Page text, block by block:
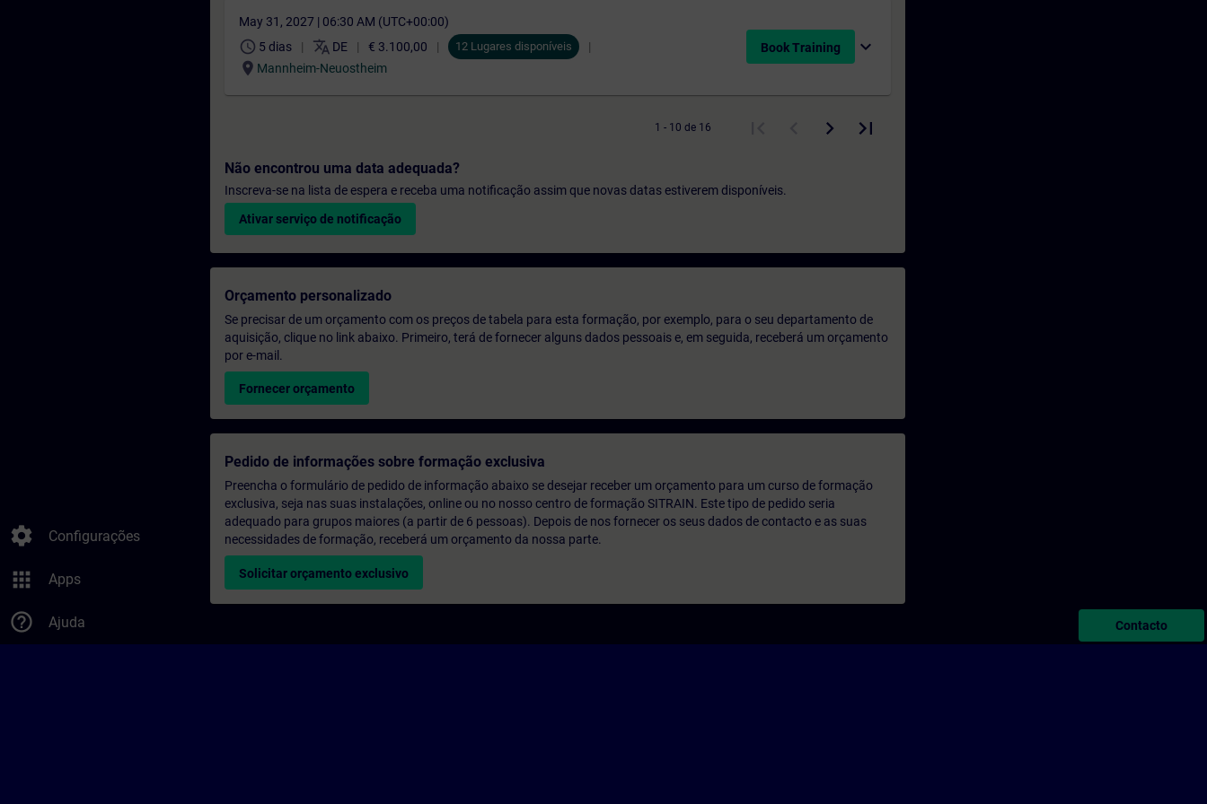
settings Configurações
apps Apps
help_outline Ajuda
May 31, 2027 | 06:30 AM (UTC+00:00)
schedule 5 dias translate DE € 3.100,00 12 Lugares disponíveis
location_on Mannheim-Neuostheim
Book Training expand_more
1 - 10 de 16
Não encontrou uma data adequada?
Inscreva-se na lista de espera e receba uma notificação assim que novas datas estiverem disponíveis.
Ativar serviço de notificação
Orçamento personalizado
Se precisar de um orçamento com os preços de tabela para esta formação, por exemplo, para o seu departamento de
aquisição, clique no link abaixo. Primeiro, terá de fornecer alguns dados pessoais e, em seguida, receberá um orçamento
por e-mail.
Fornecer orçamento
Pedido de informações sobre formação exclusiva
Preencha o formulário de pedido de informação abaixo se desejar receber um orçamento para um curso de formação
exclusiva, seja nas suas instalações, online ou no nosso centro de formação SITRAIN. Este tipo de pedido seria
adequado para grupos maiores (a partir de 6 pessoas). Depois de nos fornecer os seus dados de contacto e as suas
necessidades de formação, receberá um orçamento da nossa parte.
Solicitar orçamento exclusivo
Contacto